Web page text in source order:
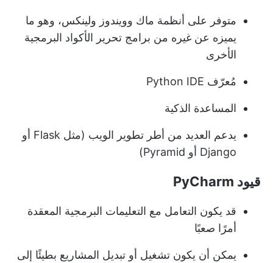
متوفر على أنظمة ماك وويندوز ولينكس، وهو ما
يميزه عن غيره من برامج تحرير الأكواد البرمجية
الأخرى
مُعرّف Python IDE
المساعدة الذكية
يدعم العديد من أطر تطوير الويب (مثل Flask أو
Django أو Pyramid)
قيود PyCharm
قد يكون التعامل مع التعليمات البرمجية المعقدة
أمرًا صعبًا
يمكن أن يكون تشغيل أو تبديل المشاريع بطيئًا إلى